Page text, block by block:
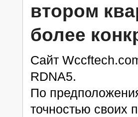
втором
более
Сайт
RDNA5.
По
точностью своих